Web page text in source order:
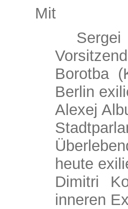
Mit
Sergei
Borotba
Berlin
Alexej
heute
Dimitri
inneren